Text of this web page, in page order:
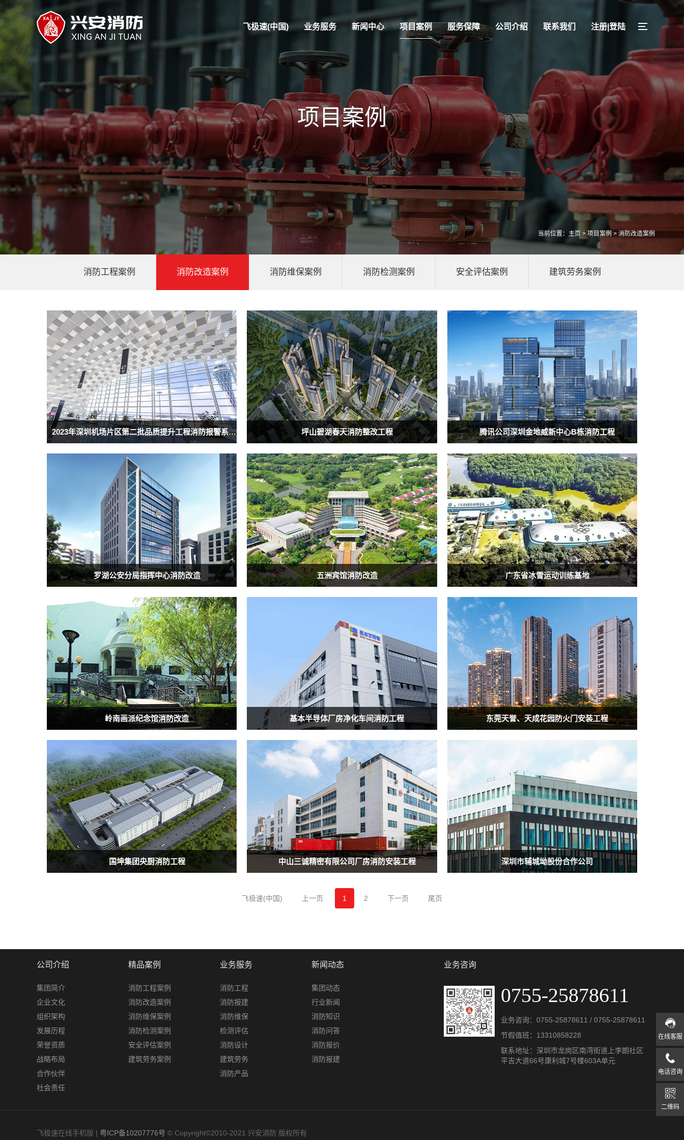
飞极速(中国) 业务服务 新闻中心 项目案例 服务保障 公司介绍 联系我们 注册|登陆
项目案例
当前位置： 主页 > 项目案例 > 消防改造案例
消防工程案例 消防改造案例 消防维保案例 消防检测案例 安全评估案例 建筑劳务案例
2023年深圳机场片区第二批品质提升工程消防报警系统更换专业分包 坪山碧湖春天消防整改工程 腾讯公司深圳金地威新中心B栋消防工程
罗湖公安分局指挥中心消防改造 五洲宾馆消防改造 广东省冰雪运动训练基地
岭南画派纪念馆消防改造 基本半导体厂房净化车间消防工程 东莞天誉、天成花园防火门安装工程
国坤集团央厨消防工程 中山三诚精密有限公司厂房消防安装工程 深圳市辅城坳股份合作公司
飞极速(中国) 上一页 1 2 下一页 尾页
公司介绍
集团简介
企业文化
组织架构
发展历程
荣誉资质
战略布局
合作伙伴
社会责任
精品案例
消防工程案例
消防改造案例
消防维保案例
消防检测案例
安全评估案例
建筑劳务案例
业务服务
消防工程
消防报建
消防维保
检测评估
消防设计
建筑劳务
消防产品
新闻动态
集团动态
行业新闻
消防知识
消防问答
消防报价
消防报建
业务咨询
0755-25878611
业务咨询： 0755-25878611 / 0755-25878611
节假值班： 13310858228
联系地址：深圳市龙岗区南湾街道上李朗社区
平吉大道66号康利城7号楼603A单元
飞极速在线手机版 | 粤ICP备10207776号 © Copyright©2010-2021 兴安消防 版权所有
在线客服
电话咨询
二维码